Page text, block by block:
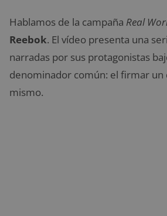
Hablamos de la campaña Real
Reebok. El vídeo presenta una
narradas por sus protagonistas
denominador común: el firmar un
mismo.